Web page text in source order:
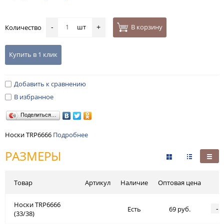
Количество - шт + В корзину
Купить в 1 клик
Добавить к сравнению
В избранное
Поделиться…
Носки TRP6666 Подробнее
РАЗМЕРЫ
Товар
Носки TRP6666
(33/38)
Артикул Наличие Оптовая цена
Есть 69 руб. -